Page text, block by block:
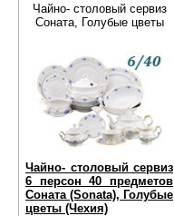
Чайно- столовый сервиз
Соната, Голубые цветы
Чайно- столовый сервиз
6 персон 40 предметов
Соната (Sonata), Голубые
цветы (Чехия)